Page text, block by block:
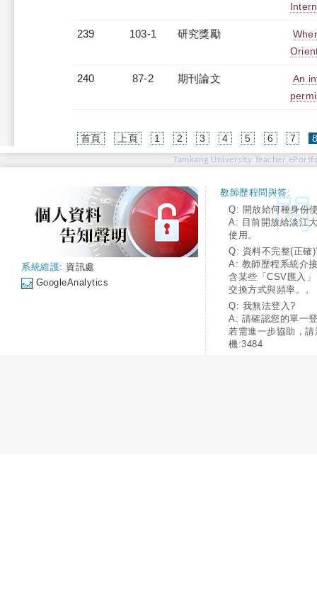
239 103-1 研究獎勵
240 87-2 期刊論文
An
首頁 上頁 1 2 3 4 5 6 7
Tamkang University Teacher
系統維護: 資訊處
GoogleAnalytics
教師歷程問與答:
Q: 開放給何種身份
A: 目前開放給淡江
使用。
Q: 資料不完整(正確
A: 教師歷程系統介
含某些「CSV匯入
交換方式與頻率。。
Q: 我無法登入?
A: 請確認您的單一
若需進一步協助，
機:3484